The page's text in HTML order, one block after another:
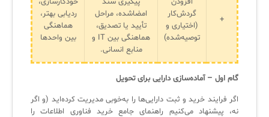
+
گردش‌کار
(اختیاری و
توصیه‌شده)
امضاشده، مراحل
تأیید یا تصدیق،
هماهنگی بین IT و
منابع انسانی.
ردیابی بهتر،
هماهنگی
بین واحدها
گام اول – آماده‌سازی دارایی برای تحویل
اگر فرایند خرید و ثبت دارایی‌ها را به‌خوبی مدیریت کرده‌اید (و اگر
نه، پیشنهاد می‌کنیم راهنمای جامع خرید فناوری اطلاعات را